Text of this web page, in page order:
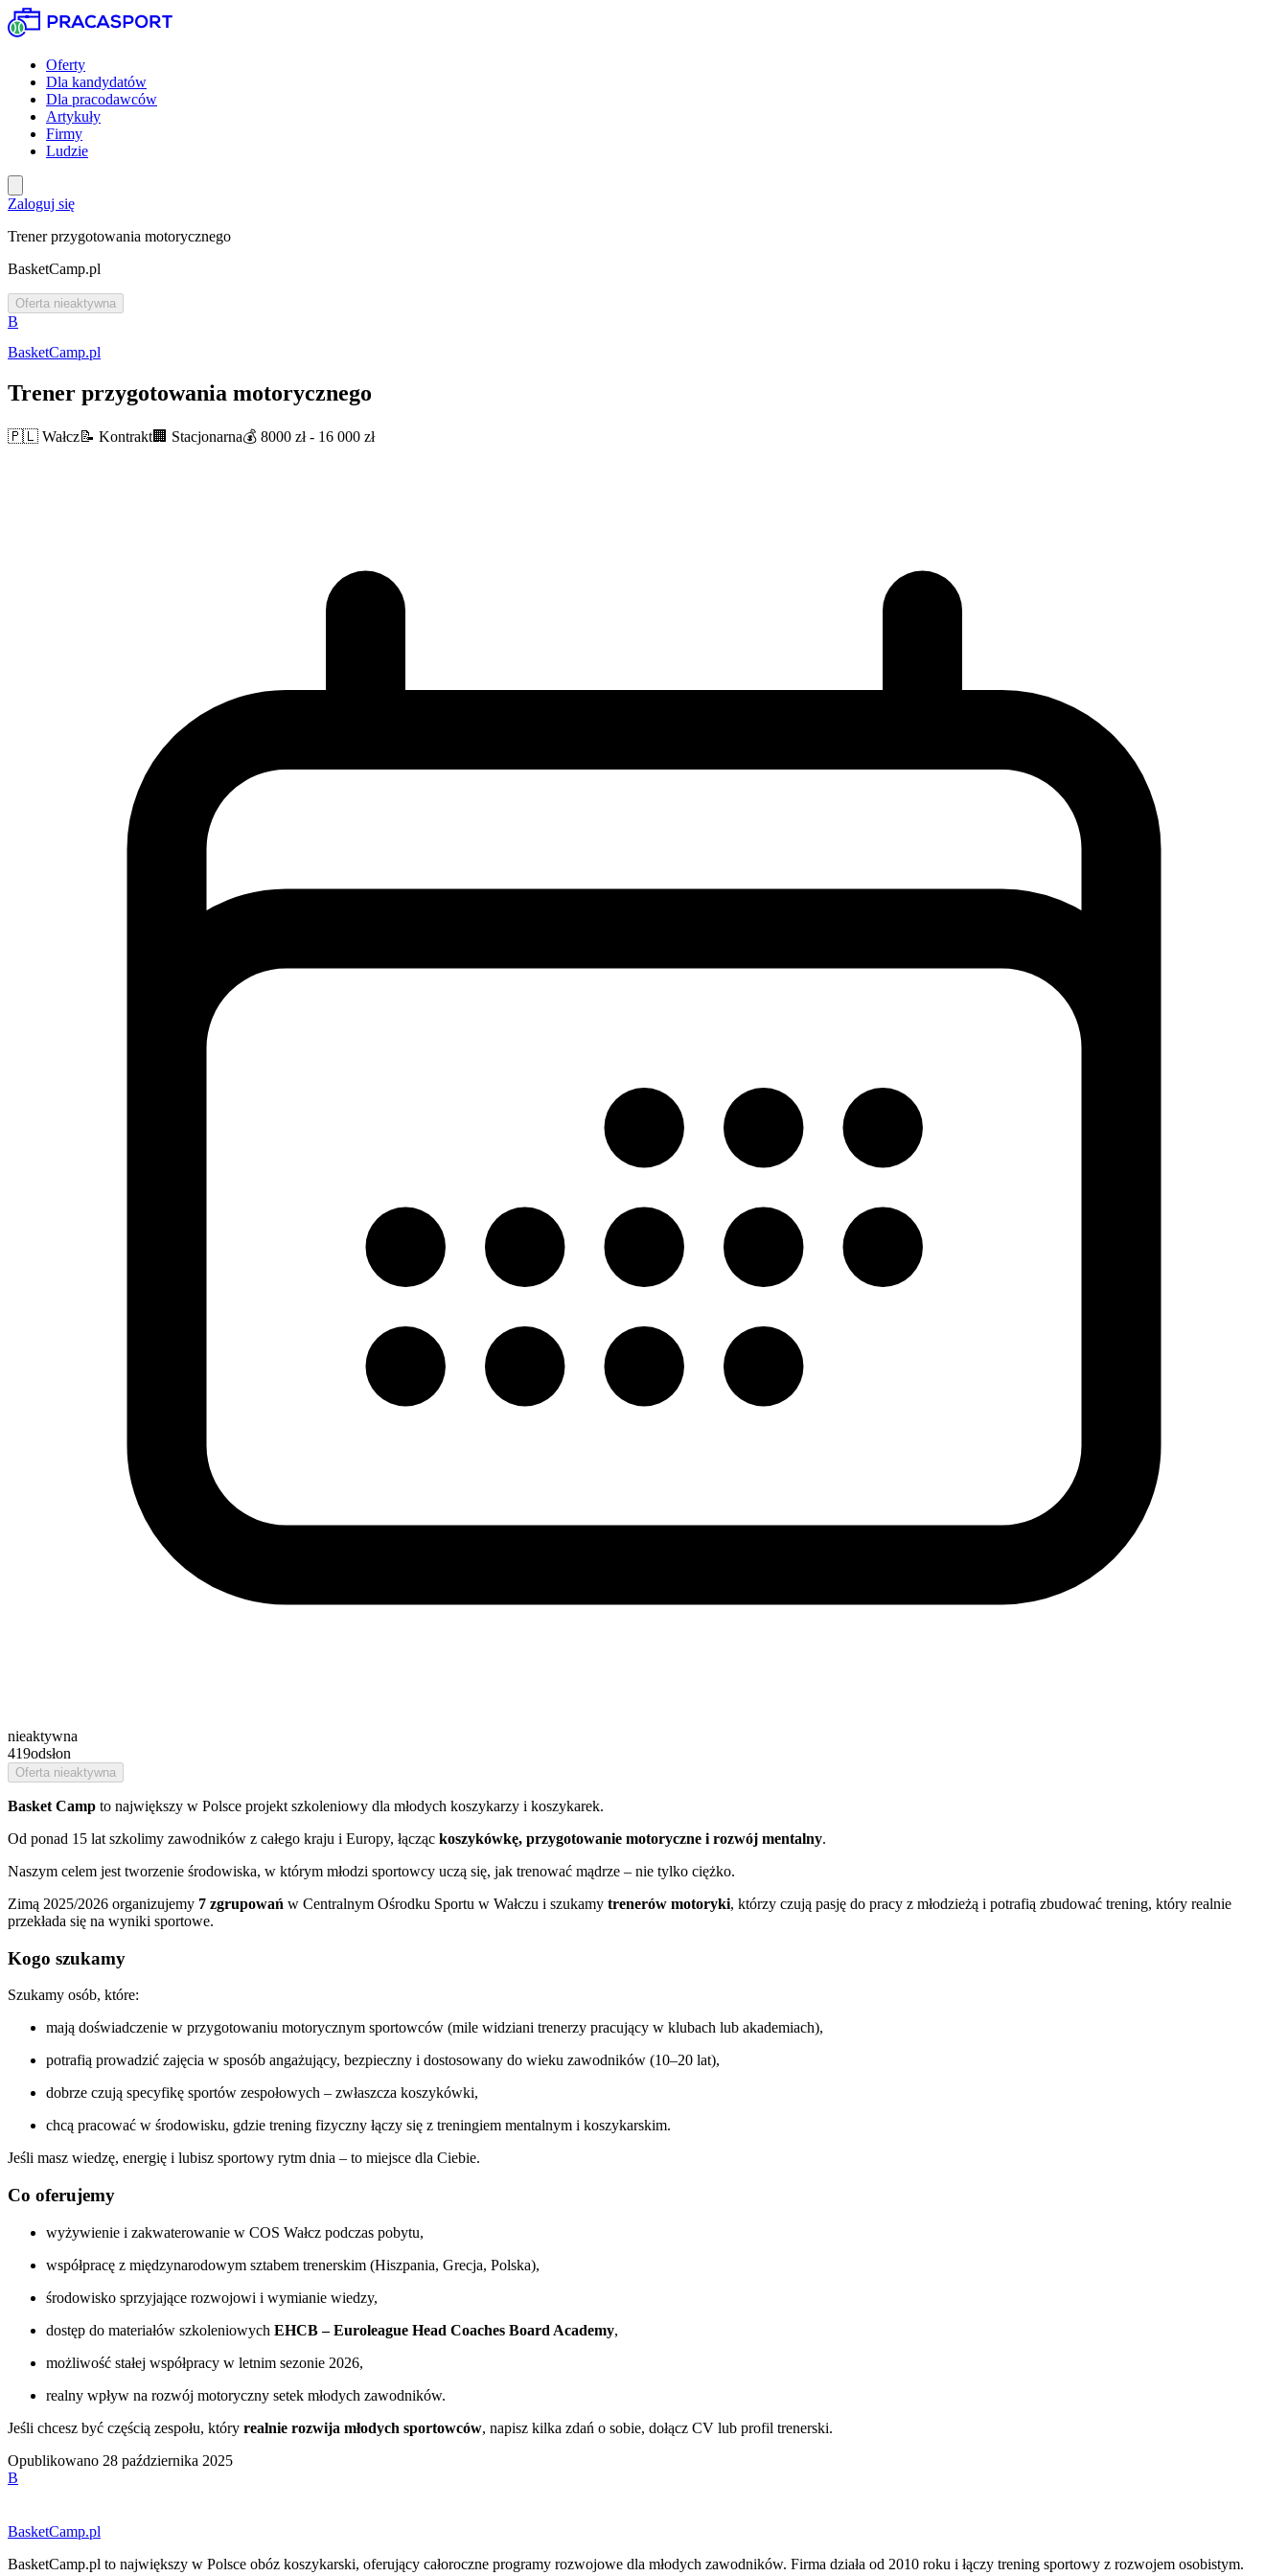
Oferty
Dla kandydatów
Dla pracodawców
Artykuły
Firmy
Ludzie
Zaloguj się
Trener przygotowania motorycznego
BasketCamp.pl
Oferta nieaktywna
B
BasketCamp.pl
Trener przygotowania motorycznego
🇵🇱 Wałcz📝 Kontrakt🏢 Stacjonarna💰 8000 zł - 16 000 zł
nieaktywna
419odsłon
Oferta nieaktywna
Basket Camp to największy w Polsce projekt szkoleniowy dla młodych koszykarzy i koszykarek.
Od ponad 15 lat szkolimy zawodników z całego kraju i Europy, łącząc koszykówkę, przygotowanie motoryczne i rozwój mentalny.
Naszym celem jest tworzenie środowiska, w którym młodzi sportowcy uczą się, jak trenować mądrze – nie tylko ciężko.
Zimą 2025/2026 organizujemy 7 zgrupowań w Centralnym Ośrodku Sportu w Wałczu i szukamy trenerów motoryki, którzy czują pasję do pracy z młodzieżą i potrafią zbudować trening, który realnie
przekłada się na wyniki sportowe.
Kogo szukamy
Szukamy osób, które:
mają doświadczenie w przygotowaniu motorycznym sportowców (mile widziani trenerzy pracujący w klubach lub akademiach),
potrafią prowadzić zajęcia w sposób angażujący, bezpieczny i dostosowany do wieku zawodników (10–20 lat),
dobrze czują specyfikę sportów zespołowych – zwłaszcza koszykówki,
chcą pracować w środowisku, gdzie trening fizyczny łączy się z treningiem mentalnym i koszykarskim.
Jeśli masz wiedzę, energię i lubisz sportowy rytm dnia – to miejsce dla Ciebie.
Co oferujemy
wyżywienie i zakwaterowanie w COS Wałcz podczas pobytu,
współpracę z międzynarodowym sztabem trenerskim (Hiszpania, Grecja, Polska),
środowisko sprzyjające rozwojowi i wymianie wiedzy,
dostęp do materiałów szkoleniowych EHCB – Euroleague Head Coaches Board Academy,
możliwość stałej współpracy w letnim sezonie 2026,
realny wpływ na rozwój motoryczny setek młodych zawodników.
Jeśli chcesz być częścią zespołu, który realnie rozwija młodych sportowców, napisz kilka zdań o sobie, dołącz CV lub profil trenerski.
Opublikowano 28 października 2025
B
BasketCamp.pl
BasketCamp.pl to największy w Polsce obóz koszykarski, oferujący całoroczne programy rozwojowe dla młodych zawodników. Firma działa od 2010 roku i łączy trening sportowy z rozwojem osobistym.